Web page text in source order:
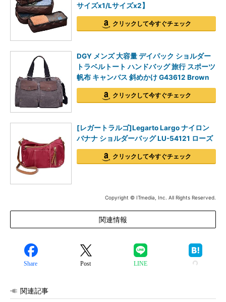
サイズx1/Lサイズx2】
クリックして今すぐチェック
DGY メンズ 大容量 デイパック ショルダー
トラベルトート ハンドバッグ 旅行 スポーツ
帆布 キャンバス 斜めかけ G43612 Brown
クリックして今すぐチェック
[レガートラルゴ]Legarto Largo ナイロン
バナナ ショルダーバッグ LU-54121 ローズ
クリックして今すぐチェック
Copyright © ITmedia, Inc. All Rights Reserved.
関連情報
Share Post LINE
関連記事